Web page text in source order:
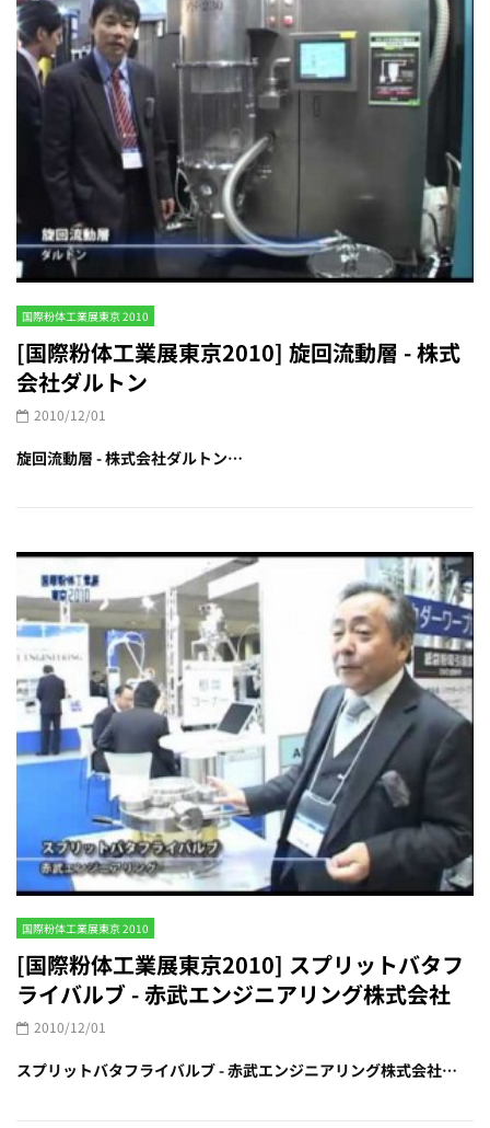
国際粉体工業展東京 2010
[国際粉体工業展東京2010] 旋回流動層 - 株式
会社ダルトン
2010/12/01
旋回流動層 - 株式会社ダルトン…
国際粉体工業展東京 2010
[国際粉体工業展東京2010] スプリットバタフ
ライバルブ - 赤武エンジニアリング株式会社
2010/12/01
スプリットバタフライバルブ - 赤武エンジニアリング株式会社…